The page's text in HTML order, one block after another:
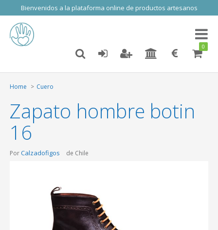
Bienvenidos a la plataforma online de productos artesanos
Toggle
0
Home Cuero
Zapato hombre botin
16
PorCalzadofigos de Chile